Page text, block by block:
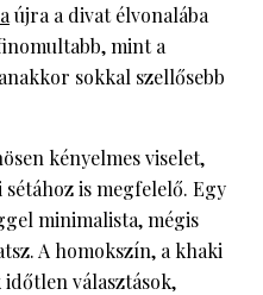
újra a divat élvonalába
mint a
sokkal szellősebb
kényelmes viselet,
is megfelelő. Egy
minimalista, mégis
A homokszín, a khaki
választások,